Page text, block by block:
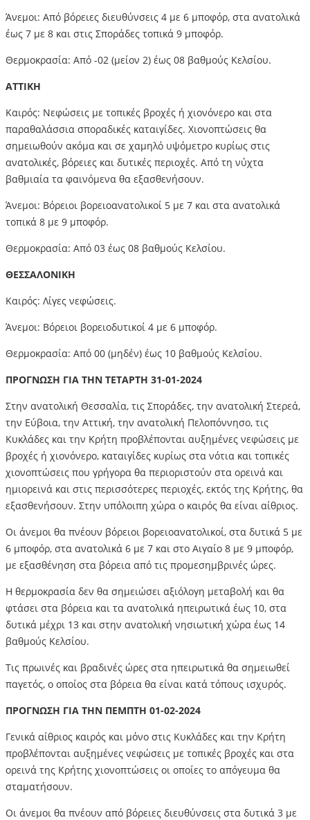
Άνεμοι: Από βόρειες διευθύνσεις 4 με 6 μποφόρ, στα ανατολικά
έως 7 με 8 και στις Σποράδες τοπικά 9 μποφόρ.
Θερμοκρασία: Από -02 (μείον 2) έως 08 βαθμούς Κελσίου.
ΑΤΤΙΚΗ
Καιρός: Νεφώσεις με τοπικές βροχές ή χιονόνερο και στα
παραθαλάσσια σποραδικές καταιγίδες. Χιονοπτώσεις θα
σημειωθούν ακόμα και σε χαμηλό υψόμετρο κυρίως στις
ανατολικές, βόρειες και δυτικές περιοχές. Από τη νύχτα
βαθμιαία τα φαινόμενα θα εξασθενήσουν.
Άνεμοι: Βόρειοι βορειοανατολικοί 5 με 7 και στα ανατολικά
τοπικά 8 με 9 μποφόρ.
Θερμοκρασία: Από 03 έως 08 βαθμούς Κελσίου.
ΘΕΣΣΑΛΟΝΙΚΗ
Καιρός: Λίγες νεφώσεις.
Άνεμοι: Βόρειοι βορειοδυτικοί 4 με 6 μποφόρ.
Θερμοκρασία: Από 00 (μηδέν) έως 10 βαθμούς Κελσίου.
ΠΡΟΓΝΩΣΗ ΓΙΑ ΤΗΝ ΤΕΤΑΡΤΗ 31-01-2024
Στην ανατολική Θεσσαλία, τις Σποράδες, την ανατολική Στερεά,
την Εύβοια, την Αττική, την ανατολική Πελοπόννησο, τις
Κυκλάδες και την Κρήτη προβλέπονται αυξημένες νεφώσεις με
βροχές ή χιονόνερο, καταιγίδες κυρίως στα νότια και τοπικές
χιονοπτώσεις που γρήγορα θα περιοριστούν στα ορεινά και
ημιορεινά και στις περισσότερες περιοχές, εκτός της Κρήτης, θα
εξασθενήσουν. Στην υπόλοιπη χώρα ο καιρός θα είναι αίθριος.
Οι άνεμοι θα πνέουν βόρειοι βορειοανατολικοί, στα δυτικά 5 με
6 μποφόρ, στα ανατολικά 6 με 7 και στο Αιγαίο 8 με 9 μποφόρ,
με εξασθένηση στα βόρεια από τις προμεσημβρινές ώρες.
Η θερμοκρασία δεν θα σημειώσει αξιόλογη μεταβολή και θα
φτάσει στα βόρεια και τα ανατολικά ηπειρωτικά έως 10, στα
δυτικά μέχρι 13 και στην ανατολική νησιωτική χώρα έως 14
βαθμούς Κελσίου.
Τις πρωινές και βραδινές ώρες στα ηπειρωτικά θα σημειωθεί
παγετός, ο οποίος στα βόρεια θα είναι κατά τόπους ισχυρός.
ΠΡΟΓΝΩΣΗ ΓΙΑ ΤΗΝ ΠΕΜΠΤΗ 01-02-2024
Γενικά αίθριος καιρός και μόνο στις Κυκλάδες και την Κρήτη
προβλέπονται αυξημένες νεφώσεις με τοπικές βροχές και στα
ορεινά της Κρήτης χιονοπτώσεις οι οποίες το απόγευμα θα
σταματήσουν.
Οι άνεμοι θα πνέουν από βόρειες διευθύνσεις στα δυτικά 3 με